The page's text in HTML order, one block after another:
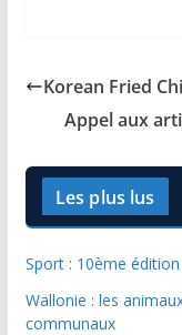
Korean Fried
Appel aux
Les plus lus
Sport : 10ème
Wallonie : les
communaux